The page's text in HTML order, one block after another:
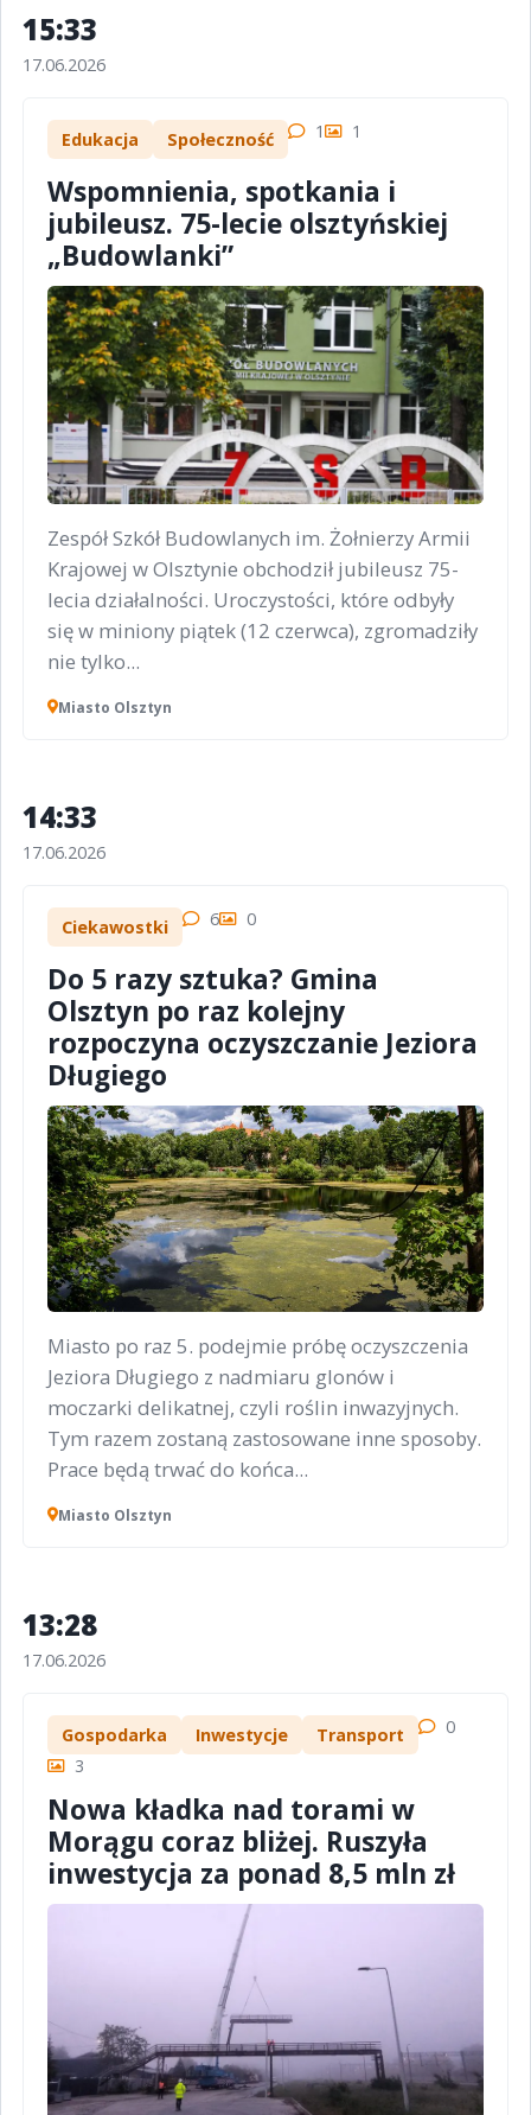
15:33
17.06.2026
Edukacja Społeczność 1 1
Wspomnienia, spotkania i
jubileusz. 75-lecie olsztyńskiej
„Budowlanki”
Zespół Szkół Budowlanych im. Żołnierzy Armii
Krajowej w Olsztynie obchodził jubileusz 75-
lecia działalności. Uroczystości, które odbyły
się w miniony piątek (12 czerwca), zgromadziły
nie tylko...
Miasto Olsztyn
14:33
17.06.2026
Ciekawostki 6 0
Do 5 razy sztuka? Gmina
Olsztyn po raz kolejny
rozpoczyna oczyszczanie Jeziora
Długiego
Miasto po raz 5. podejmie próbę oczyszczenia
Jeziora Długiego z nadmiaru glonów i
moczarki delikatnej, czyli roślin inwazyjnych.
Tym razem zostaną zastosowane inne sposoby.
Prace będą trwać do końca...
Miasto Olsztyn
13:28
17.06.2026
Gospodarka Inwestycje Transport
0
3
Nowa kładka nad torami w
Morągu coraz bliżej. Ruszyła
inwestycja za ponad 8,5 mln zł